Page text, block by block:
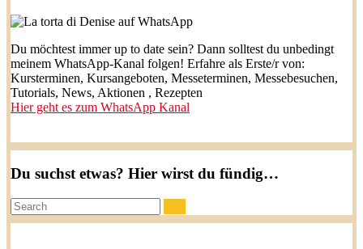
Du möchtest immer up to date sein? Dann solltest du unbedingt
meinem WhatsApp-Kanal folgen! Erfahre als Erste/r von:
Kursterminen, Kursangeboten, Messeterminen, Messebesuchen,
Tutorials, News, Aktionen , Rezepten
Hier geht es zum WhatsApp Kanal
Du suchst etwas? Hier wirst du fündig…
Search: